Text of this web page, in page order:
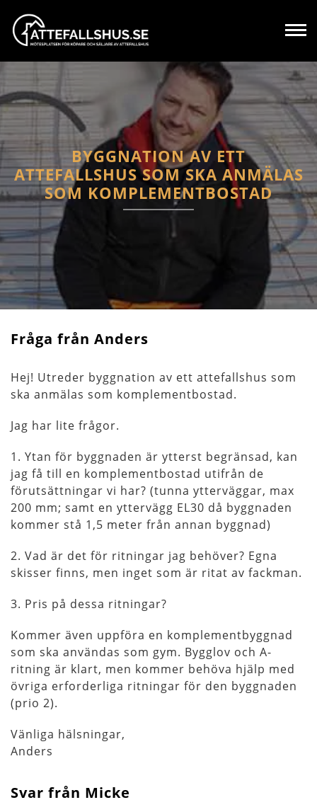
BYGGNATION AV ETT
ATTEFALLSHUS SOM SKA ANMÄLAS
SOM KOMPLEMENTBOSTAD
Fråga från Anders
Hej! Utreder byggnation av ett attefallshus som
ska anmälas som komplementbostad.
Jag har lite frågor.
1. Ytan för byggnaden är ytterst begränsad, kan
jag få till en komplementbostad utifrån de
förutsättningar vi har? (tunna ytterväggar, max
200 mm; samt en yttervägg EL30 då byggnaden
kommer stå 1,5 meter från annan byggnad)
2. Vad är det för ritningar jag behöver? Egna
skisser finns, men inget som är ritat av fackman.
3. Pris på dessa ritningar?
Kommer även uppföra en komplementbyggnad
som ska användas som gym. Bygglov och A-
ritning är klart, men kommer behöva hjälp med
övriga erforderliga ritningar för den byggnaden
(prio 2).
Vänliga hälsningar,
Anders
Svar från Micke